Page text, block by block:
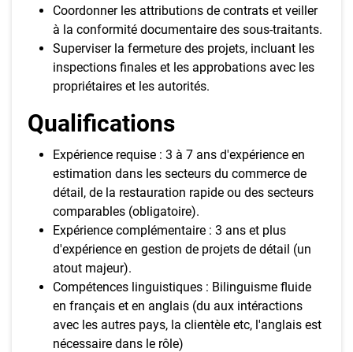
Coordonner les attributions de contrats et veiller
à la conformité documentaire des sous-traitants.
Superviser la fermeture des projets, incluant les
inspections finales et les approbations avec les
propriétaires et les autorités.
Qualifications
Expérience requise : 3 à 7 ans d'expérience en
estimation dans les secteurs du commerce de
détail, de la restauration rapide ou des secteurs
comparables (obligatoire).
Expérience complémentaire : 3 ans et plus
d'expérience en gestion de projets de détail (un
atout majeur).
Compétences linguistiques : Bilinguisme fluide
en français et en anglais (du aux intéractions
avec les autres pays, la clientèle etc, l'anglais est
nécessaire dans le rôle)